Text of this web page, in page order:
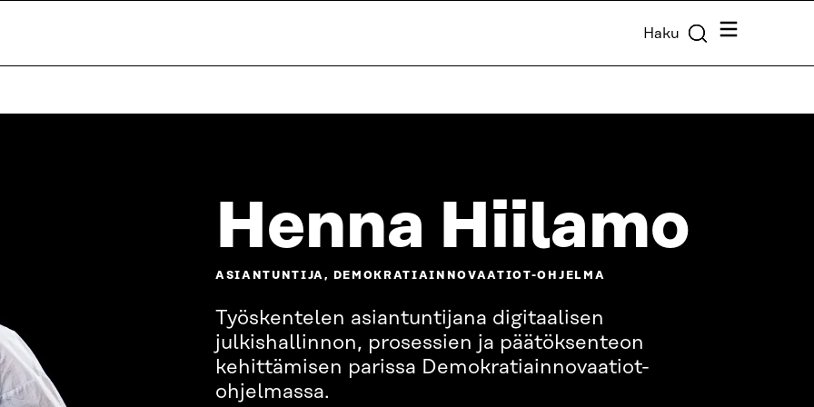
Haku Valikko
Henna Hiilamo
ASIANTUNTIJA, DEMOKRATIAINNOVAATIOT-OHJELMA
Työskentelen asiantuntijana digitaalisen
julkishallinnon, prosessien ja päätöksenteon
kehittämisen parissa Demokratiainnovaatiot-
ohjelmassa.